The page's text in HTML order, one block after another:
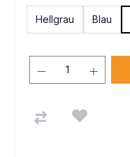
Hellgrau Blau